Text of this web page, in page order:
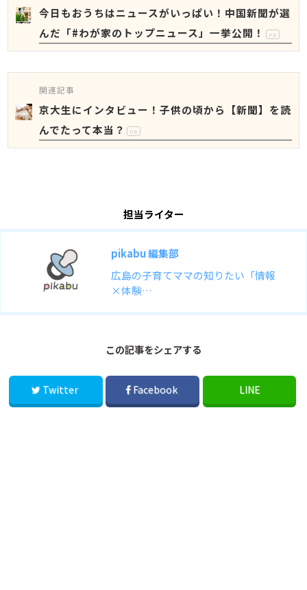
今日もおうちはニュースがいっぱい！中国新聞が選
んだ「#わが家のトップニュース」一挙公開！
PR
関連記事
京大生にインタビュー！子供の頃から【新聞】を読
んでたって本当？
PR
担当ライター
pikabu 編集部
広島の子育てママの知りたい「情報
×体験…
この記事をシェアする
Twitter Facebook LINE